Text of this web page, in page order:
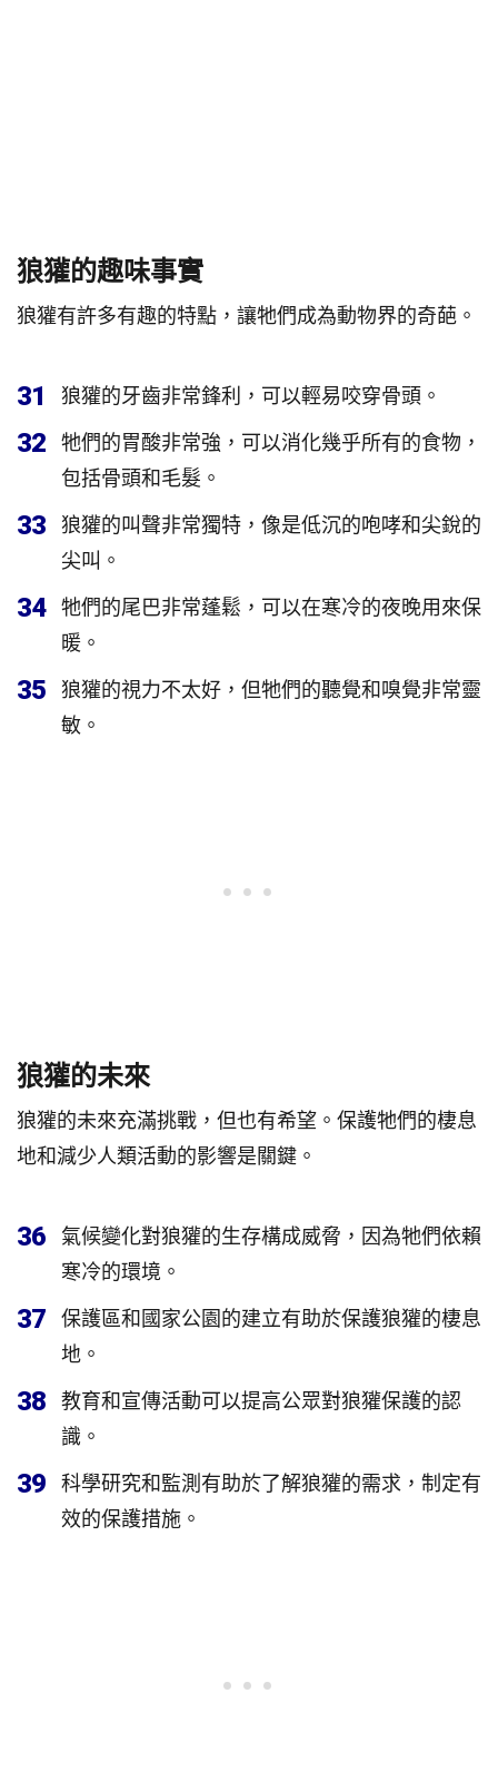
狼獾的趣味事實
狼獾有許多有趣的特點，讓牠們成為動物界的奇葩。
31 狼獾的牙齒非常鋒利，可以輕易咬穿骨頭。
32
牠們的胃酸非常強，可以消化幾乎所有的食物，
包括骨頭和毛髮。
33
狼獾的叫聲非常獨特，像是低沉的咆哮和尖銳的
尖叫。
34
牠們的尾巴非常蓬鬆，可以在寒冷的夜晚用來保
暖。
35
狼獾的視力不太好，但牠們的聽覺和嗅覺非常靈
敏。
狼獾的未來
狼獾的未來充滿挑戰，但也有希望。保護牠們的棲息
地和減少人類活動的影響是關鍵。
36
氣候變化對狼獾的生存構成威脅，因為牠們依賴
寒冷的環境。
37
保護區和國家公園的建立有助於保護狼獾的棲息
地。
38
教育和宣傳活動可以提高公眾對狼獾保護的認
識。
39
科學研究和監測有助於了解狼獾的需求，制定有
效的保護措施。